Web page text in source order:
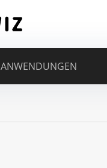
ANWENDUNGEN